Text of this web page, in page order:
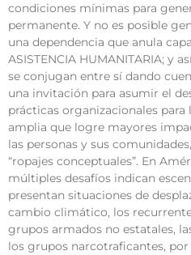
condiciones mínimas para
permanente. Y no es posible
una dependencia que anula
ASISTENCIA HUMANITARIA; y
se conjugan entre sí dando
una invitación para asumir el
prácticas organizacionales
amplia que logre mayores
las personas y sus
“ropajes conceptuales”. En
múltiples desafíos indican
presentan situaciones de
cambio climático, los
grupos armados no estatales,
los grupos narcotraficantes,